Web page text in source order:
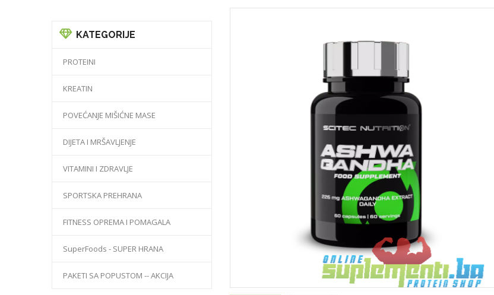
KATEGORIJE
PROTEINI
KREATIN
POVEĆANJE MIŠIĆNE MASE
DIJETA I MRŠAVLJENJE
VITAMINI I ZDRAVLJE
SPORTSKA PREHRANA
FITNESS OPREMA I POMAGALA
SuperFoods - SUPER HRANA
PAKETI SA POPUSTOM -- AKCIJA